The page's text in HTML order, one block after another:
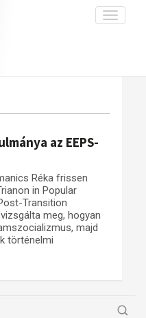
Toggle
megszilárdulása
(feltöltés alatt)
az EEPS-
Réka frissen
in Popular
Transition
meg, hogyan
majd
történelmi